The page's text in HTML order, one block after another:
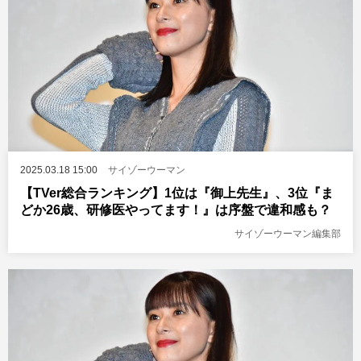
2025.03.18 15:00 サイゾーウーマン
【TVer総合ランキング】1位は『御上先生』、3位『ま
どか26歳、研修医やってます！』は序盤で違和感も？
サイゾーウーマン編集部